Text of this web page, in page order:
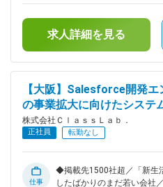
越先住所が登録情報と間違
ビスの確認 引越先でのライ
サービス、開通予定日等を
希望があれば担当者へ引き継ぎます。 ■入社
知識を学んでいきます。
かけ方や自社システムの操
できることから少しずつ業
り立ち後もサポートは継続し
のキャリアパス 未経験で入
まとめるリーダーに、3～4
当に評価し、給与や評価でし
の範囲：会社の定める業務
＜給与補足＞※固定残業超
給予定の賞与含めた金額■昇
（3・7・11月）賃金はあく
めた表記です。
求人詳細を見る
【大阪】Salesforce開発
の事業拡大に向けたシステ
株式会社ＣｌａｓｓＬａｂ．
正社員 転勤なし
仕事
◆掲載先1500社超／「新生
したばかりのまだ若い会社